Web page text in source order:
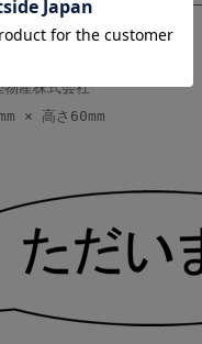
物産株式会社
× 高さ60mm